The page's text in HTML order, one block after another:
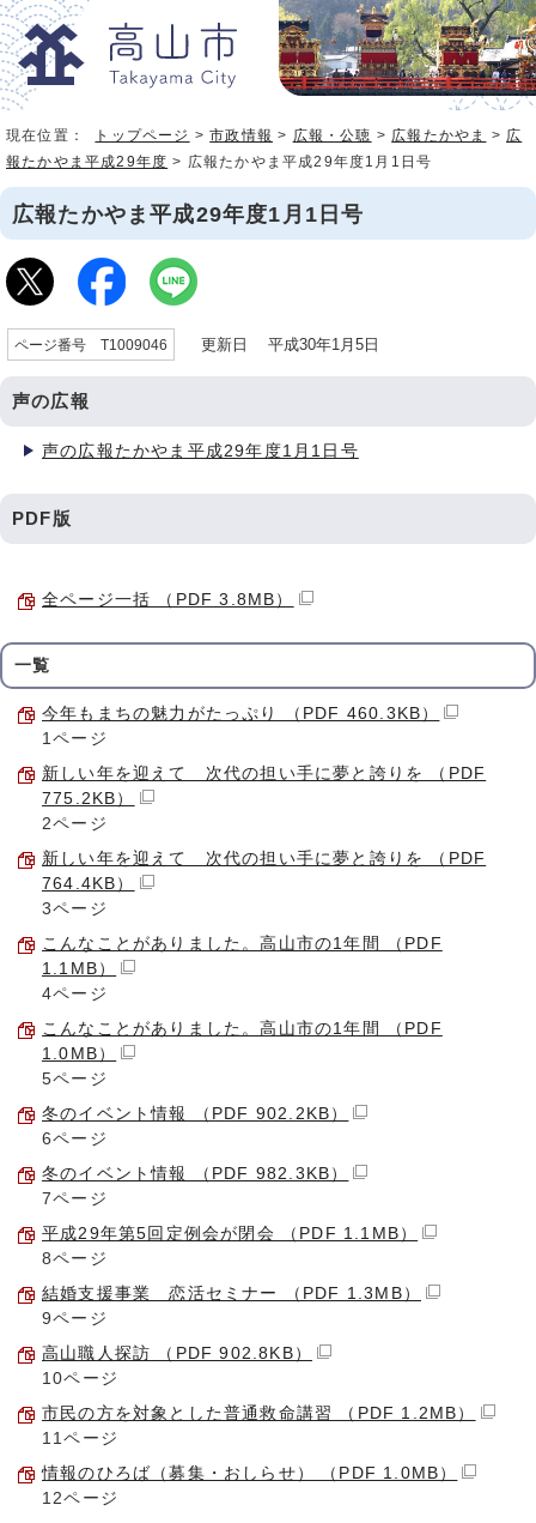
現在位置： トップページ >市政情報 > 広報・公聴 > 広報たかやま > 広
報たかやま平成29年度 > 広報たかやま平成29年度1月1日号
広報たかやま平成29年度1月1日号
ページ番号 T1009046 更新日 平成30年1月5日
声の広報
声の広報たかやま平成29年度1月1日号
PDF版
全ページ一括 （PDF 3.8MB）
一覧
今年もまちの魅力がたっぷり （PDF 460.3KB）
1ページ
新しい年を迎えて 次代の担い手に夢と誇りを （PDF
775.2KB）
2ページ
新しい年を迎えて 次代の担い手に夢と誇りを （PDF
764.4KB）
3ページ
こんなことがありました。高山市の1年間 （PDF
1.1MB）
4ページ
こんなことがありました。高山市の1年間 （PDF
1.0MB）
5ページ
冬のイベント情報 （PDF 902.2KB）
6ページ
冬のイベント情報 （PDF 982.3KB）
7ページ
平成29年第5回定例会が閉会 （PDF 1.1MB）
8ページ
結婚支援事業 恋活セミナー （PDF 1.3MB）
9ページ
高山職人探訪 （PDF 902.8KB）
10ページ
市民の方を対象とした普通救命講習 （PDF 1.2MB）
11ページ
情報のひろば（募集・おしらせ） （PDF 1.0MB）
12ページ